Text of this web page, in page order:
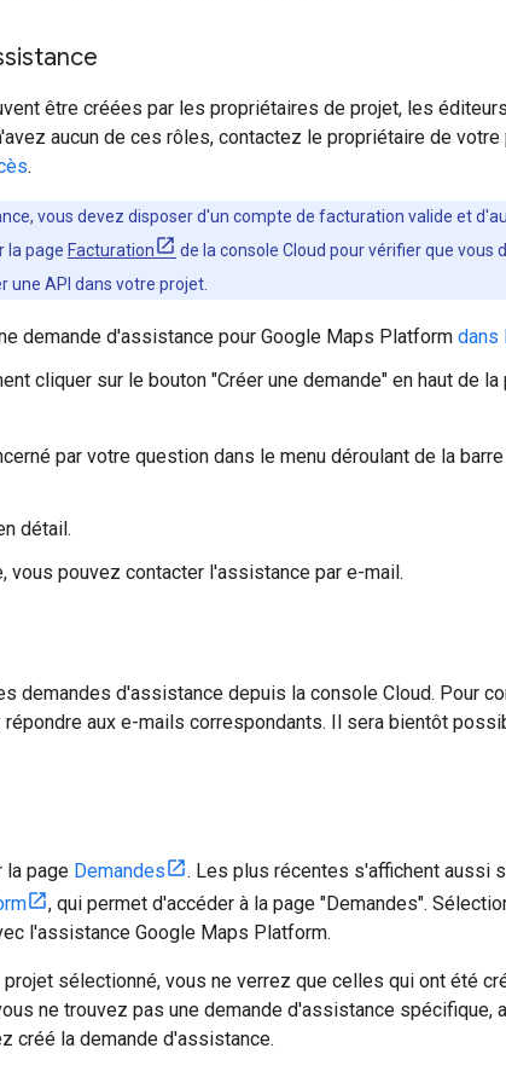
être créées par les propriétaires de projet, les
aucun de ces rôles, contactez le propriétaire de
.
vous devez disposer d'un compte de facturation valide et
la page Facturation
de la console Cloud pour vérifier que
une API dans votre projet.
demande d'assistance pour Google Maps Platform dans
cliquer sur le bouton "Créer une demande" en haut de
par votre question dans le menu déroulant de la
détail.
vous pouvez contacter l'assistance par e-mail.
demandes d'assistance depuis la console Cloud. Pour
répondre aux e-mails correspondants. Il sera bientôt
la page Demandes . Les plus récentes s'affichent aussi
, qui permet d'accéder à la page "Demandes".
l'assistance Google Maps Platform.
projet sélectionné, vous ne verrez que celles qui ont été
ne trouvez pas une demande d'assistance
créé la demande d'assistance.